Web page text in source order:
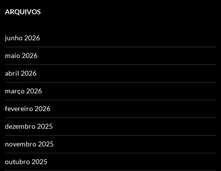
ARQUIVOS
junho 2026
maio 2026
abril 2026
março 2026
fevereiro 2026
dezembro 2025
novembro 2025
outubro 2025